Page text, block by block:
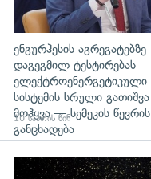
ენგურჰესის აგრეგატებზე
დაგეგმილ ტესტირებას
ელექტროენერგეტიკული
სისტემის სრული გათიშვა
მოჰყვა — სემეკის წევრის
განცხადება
10 საათის წინ
გადახედვა